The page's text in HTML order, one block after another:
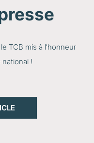
TCB mis à l’honneur
!